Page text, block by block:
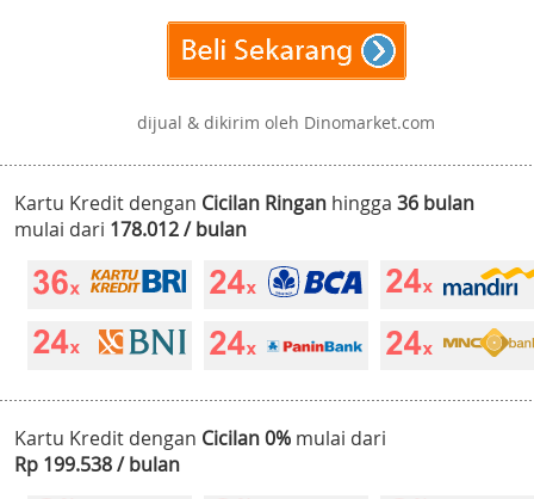
dijual & dikirim oleh Dinomarket.com
Kartu Kredit dengan Cicilan Ringan hingga 36 bulan
mulai dari 178.012 / bulan
Kartu Kredit dengan Cicilan 0% mulai dari
Rp 199.538 / bulan